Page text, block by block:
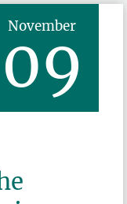
November
09